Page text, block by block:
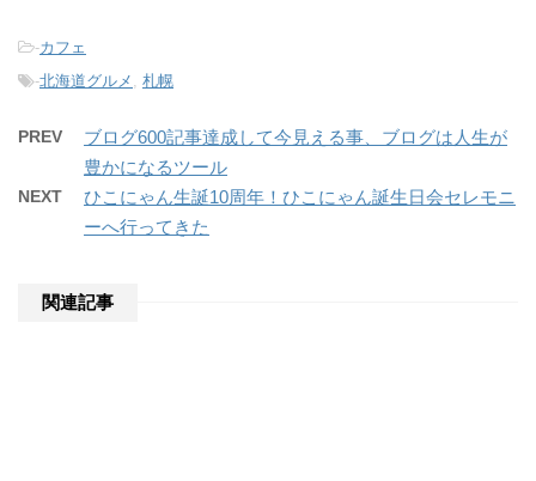
-カフェ
-北海道グルメ 札幌
PREV
ブログ600記事達成して今見える事、ブログは人生が
豊かになるツール
NEXT
ひこにゃん生誕10周年！ひこにゃん誕生日会セレモニ
ーへ行ってきた
関連記事